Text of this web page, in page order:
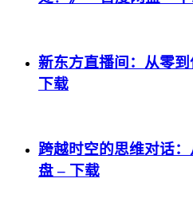
新东方直播间：从零
下载
跨越时空的思维对话
盘 – 下载